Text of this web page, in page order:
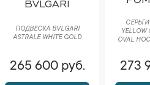
BVLGARI
ПОДВЕСКА BVLGARI
ASTRALE WHITE GOLD
265 600 руб.
СЕРЬГИ
YELLOW
OVAL
273